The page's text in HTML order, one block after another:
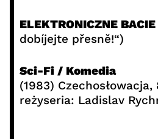
ELEKTRONICZNE BACIE
dobíjejte přesně!“)
Sci-Fi / Komedia
(1983) Czechosłowacja,
reżyseria: Ladislav